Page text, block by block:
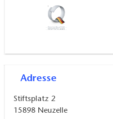
Adresse
Stiftsplatz 2
15898 Neuzelle